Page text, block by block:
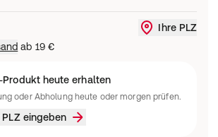
ab 19 €
Ihre PLZ
Produkt heute erhalten
oder Abholung heute oder morgen prüfen.
eingeben